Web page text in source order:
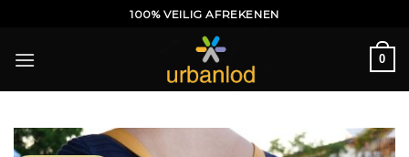
inhoud
100% VEILIG AFREKENEN
0